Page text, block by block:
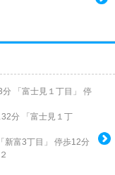
分 「富士見１丁目」 停
32分 「富士見１丁
新富3丁目」 停歩12分